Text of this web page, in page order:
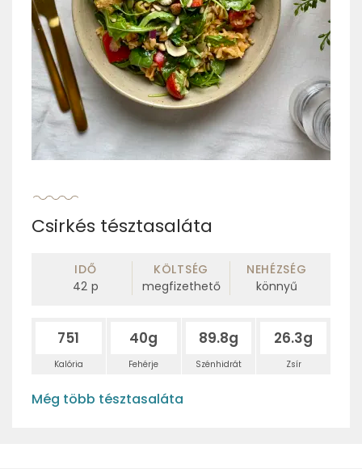
Csirkés tésztasaláta
IDŐ
42 p
KÖLTSÉG
megfizethető
NEHÉZSÉG
könnyű
751
Kalória
40g
Fehérje
89.8g
Szénhidrát
26.3g
Zsír
Még több tésztasaláta